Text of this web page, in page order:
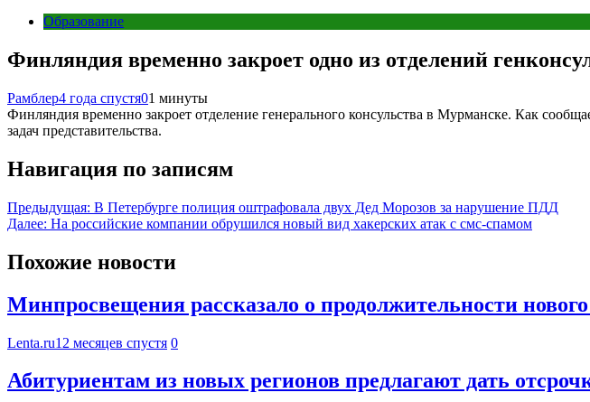
Образование
Финляндия временно закроет одно из отделений
Рамблер4 года спустя01 минуты
Финляндия временно закроет отделение генерального консульства в Мурманске. Как
задач представительства.
Навигация по записям
Предыдущая: В Петербурге полиция оштрафовала двух Дед Морозов за нарушение ПДД
Далее: На российские компании обрушился новый вид хакерских атак с смс-спамом
Похожие новости
Минпросвещения рассказало о продолжительности нового
Lenta.ru12 месяцев спустя 0
Абитуриентам из новых регионов предлагают дать